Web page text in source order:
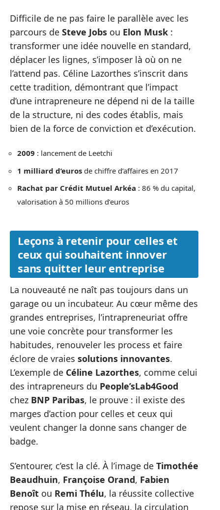
Difficile de ne pas faire le parallèle avec les
parcours de Steve Jobs ou Elon Musk :
transformer une idée nouvelle en standard,
déplacer les lignes, s’imposer là où on ne
l’attend pas. Céline Lazorthes s’inscrit dans
cette tradition, démontrant que l’impact
d’une intrapreneure ne dépend ni de la taille
de la structure, ni des codes établis, mais
bien de la force de conviction et d’exécution.
2009 : lancement de Leetchi
1 milliard d’euros de chiffre d’affaires en 2017
Rachat par Crédit Mutuel Arkéa : 86 % du capital,
valorisation à 50 millions d’euros
Leçons à retenir pour celles et
ceux qui souhaitent innover
sans quitter leur entreprise
La nouveauté ne naît pas toujours dans un
garage ou un incubateur. Au cœur même des
grandes entreprises, l’intrapreneuriat offre
une voie concrète pour transformer les
habitudes, renouveler les process et faire
éclore de vraies solutions innovantes.
L’exemple de Céline Lazorthes, comme celui
des intrapreneurs du People’sLab4Good
chez BNP Paribas, le prouve : il existe des
marges d’action pour celles et ceux qui
veulent changer la donne sans changer de
badge.
S’entourer, c’est la clé. À l’image de Timothée
Beaudhuin, Françoise Orand, Fabien
Benoît ou Remi Thélu, la réussite collective
repose sur la mise en réseau, la circulation